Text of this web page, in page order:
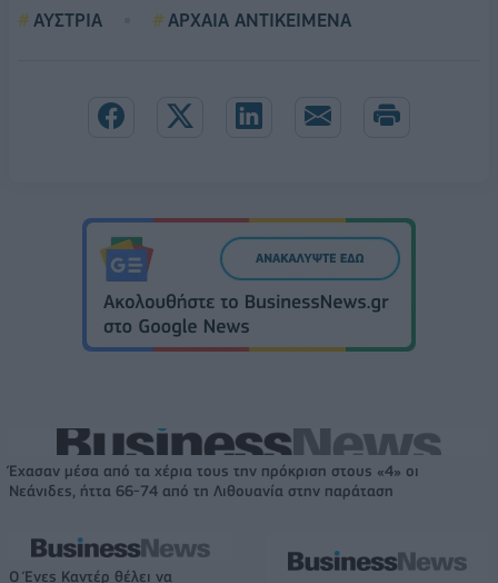
ΑΥΣΤΡΙΑ ΑΡΧΑΙΑ ΑΝΤΙΚΕΙΜΕΝΑ
Έχασαν μέσα από τα χέρια τους την πρόκριση στους «4» οι
Νεάνιδες, ήττα 66-74 από τη Λιθουανία στην παράταση
Ο Ένες Καντέρ θέλει να